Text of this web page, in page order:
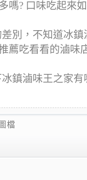
嗎? 口味吃起來
別，不知道冰
薦吃看看的滷味
鎮滷味王之家